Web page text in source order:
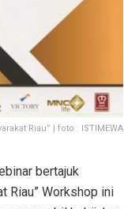
Riau” | foto : ISTIMEWA
bertajuk
Riau” Workshop ini